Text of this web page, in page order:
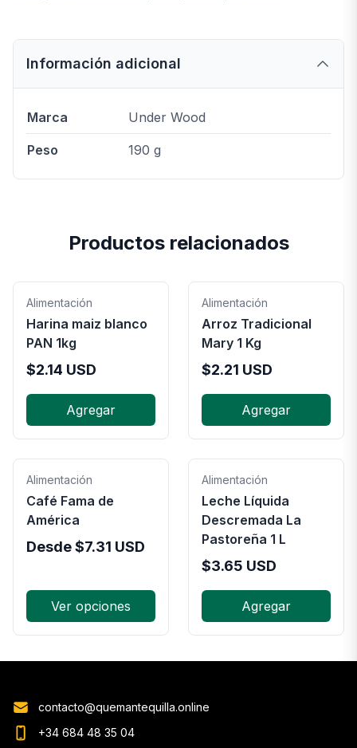
Información adicional
Marca Under Wood
Peso 190 g
Productos relacionados
Alimentación
Harina maiz blanco
PAN 1kg
$2.14 USD
Agregar
Alimentación
Arroz Tradicional
Mary 1 Kg
$2.21 USD
Agregar
Alimentación
Café Fama de
América
Desde$7.31 USD
Ver opciones
Alimentación
Leche Líquida
Descremada La
Pastoreña 1 L
$3.65 USD
Agregar
contacto@quemantequilla.online
+34 684 48 35 04